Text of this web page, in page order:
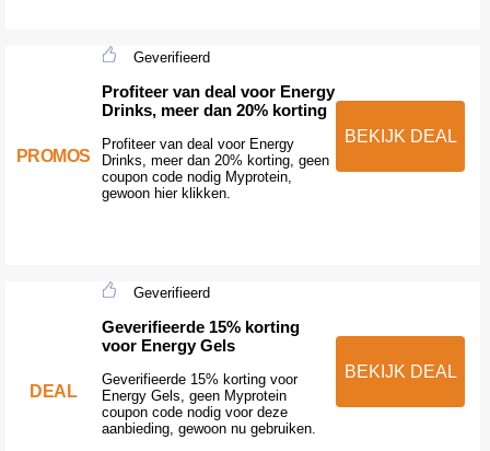
PROMOS
Geverifieerd
Profiteer van deal voor Energy
Drinks, meer dan 20% korting
Profiteer van deal voor Energy
Drinks, meer dan 20% korting, geen
coupon code nodig Myprotein,
gewoon hier klikken.
BEKIJK DEAL
DEAL
Geverifieerd
Geverifieerde 15% korting
voor Energy Gels
Geverifieerde 15% korting voor
Energy Gels, geen Myprotein
coupon code nodig voor deze
aanbieding, gewoon nu gebruiken.
BEKIJK DEAL